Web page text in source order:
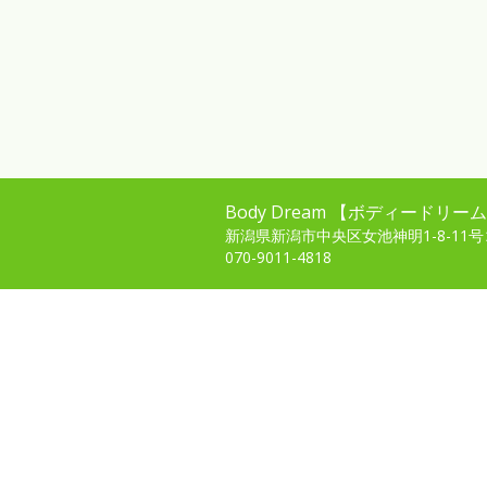
Body Dream 【ボディードリーム
新潟県新潟市中央区女池神明1-8-11
070-9011-4818